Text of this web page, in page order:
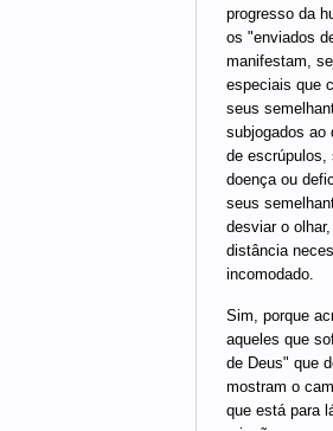
progresso da
os "enviados
manifestam,
especiais que
seus
subjogados ao
de escrúpulos,
doença ou
seus
desviar o
distância
incomodado.
Sim, porque
aqueles que
de Deus" que
mostram o
que está para